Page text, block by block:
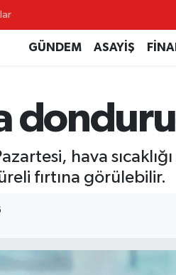
GÜNDEM ASAYİŞ
hava
fırtına görülebilir.